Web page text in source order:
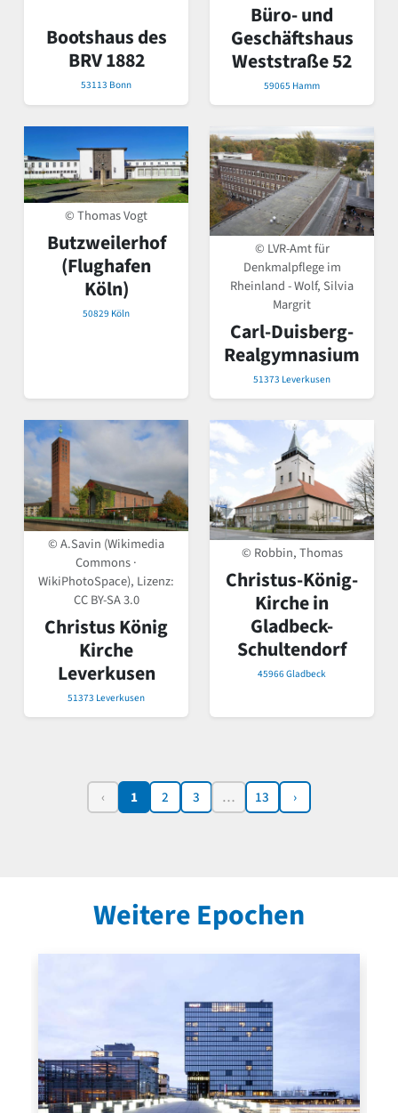
Bootshaus des
BRV 1882
53113 Bonn
Büro- und
Geschäftshaus
Weststraße 52
59065 Hamm
© Thomas Vogt
Butzweilerhof
(Flughafen
Köln)
50829 Köln
© LVR-Amt für
Denkmalpflege im
Rheinland - Wolf, Silvia
Margrit
Carl-Duisberg-
Realgymnasium
51373 Leverkusen
© A.Savin (Wikimedia
Commons ·
WikiPhotoSpace), Lizenz:
CC BY-SA 3.0
Christus König
Kirche
Leverkusen
51373 Leverkusen
© Robbin, Thomas
Christus-König-
Kirche in
Gladbeck-
Schultendorf
45966 Gladbeck
‹ 1 2 3 … 13 ›
Weitere Epochen